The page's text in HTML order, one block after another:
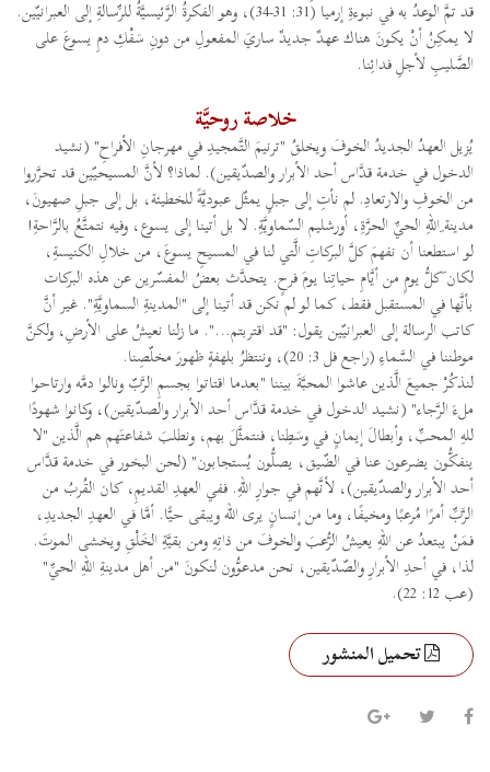
قد تمَّ الوعدُ به في نبوءةِ إرميا (31: 31-34)، وهو الفكرةُ الرَّئيسيَّةُ للرِّسالةِ إلى العبرانيّين.
لا يمكِنُ أنْ يكونَ هناك عهدٌ جديدٌ ساريَ المفعولِ من دونِ سَفْكِ دمِ يسوعَ على
الصَّليبِ لأجلِ فدائِنا.
خلاصة روحيَّة
يُزيل العهدُ الجديدُ الخوفَ ويخلقُ "ترنيمَ التَّمجيدِ في مهرجانِ الأفراحِ" (نشيد
الدخول في خدمة قدَّاس أحد الأبرار والصدّيقين). لماذا؟ لأنَّ المسيحيّين قد تحرَّروا
من الخوفِ والارتعادِ. لم نأتِ إلى جبلٍ يمثّل عبوديَّةً للخطيئة، بل إلى جبلِ صهيونَ،
مدينة ِاللهِ الحيِّ الحرَّةِ، أورشليم السّماويَّةِ. لا بل أتينا إلى يسوع، وفيه نتمتَّعُ بالرَّاحةِ!
لو استطعنا أن نفهمَ كلَّ البركاتِ الَّتي لنا في المسيحِ يسوعَ، من خلالِ الكنيسةِ،
لكان َكلُّ يومٍ من أيَّامِ حياتِنا يومَ فرحٍ. يتحدَّث بعضُ المفسّرين عن هذه البركات
بأنَّها في المستقبل فقط، كما لو لم نكن قد أتينا إلى "المدينةِ السماويَّةِ". غير أنَّ
كاتب الرسالة إلى العبرانيّين يقول: "قد اقتربتم...". ما زلنا نعيشُ على الأرضِ، ولكنَّ
موطننا في السَّماءِ (راجع فل 3: 20)، وننتظرُ بلهفةٍ ظهورَ مخلّصِنا.
لنذكُرْ جميعَ الَّذين عاشوا المحبَّةَ بيننا "بعدما اقتاتوا بجسمِ الرَّبّ ونالوا دمَّه وارتاحوا
ملءَ الرَّجاء" (نشيد الدخول في خدمة قدَّاس أحد الأبرار والصدّيقين)، وكانوا شهودًا
للهِ المحبِّ، وأبطالَ إيمانٍ في وسَطِنا، فنتمثَّلَ بهم، ونطلبَ شفاعتَهم هم الَّذين "لا
ينفكُّون يضرعون عنا في الضّيق، يصلُّون يُستجابون" (لحن البخور في خدمة قدَّاس
أحد الأبرار والصدّيقين)، لأنَّهم في جوارِ اللهِ. ففي العهدِ القديمِ، كان القُربُ من
الرَّبِّ أمرًا مُرعبًا ومخيفًا، وما من إنسانٍ يرى الله ويبقى حيًّا. أمَّا في العهدِ الجديدِ،
فمَنْ يبتعدُ عن اللهِ يعيشُ الرُّعبَ والخوفَ من ذاتِهِ ومن بقيَّةِ الخَلْقِ ويخشى الموتَ.
لذا، في أحدِ الأبرارِ والصّدّيقين، نحن مدعوُّون لنكونَ "من أهل مدينةِ اللهِ الحيِّ"
(عب 12: 22).
تحميل المنشور